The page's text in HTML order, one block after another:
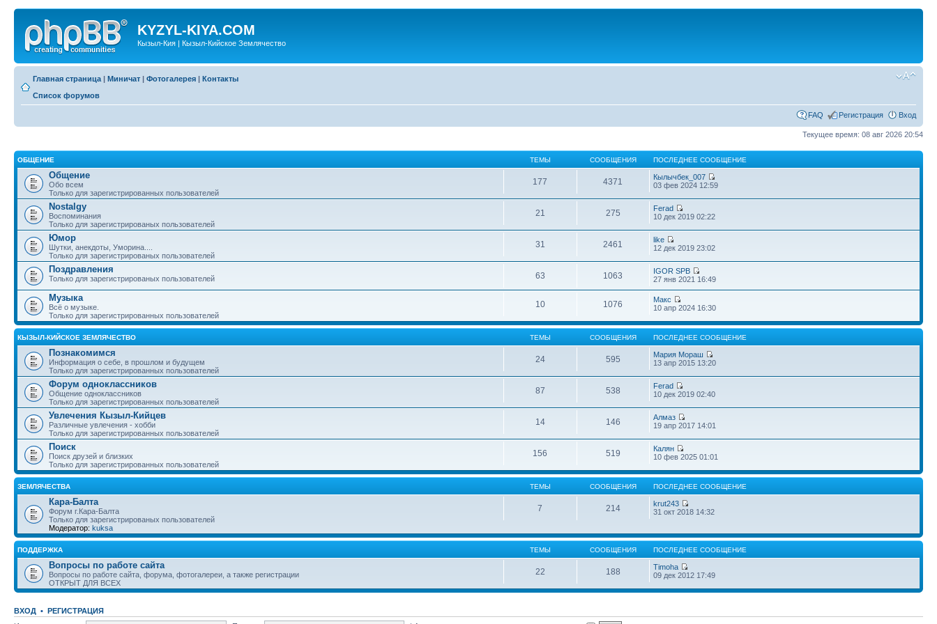
KYZYL-KIYA.COM
Кызыл-Кия | Кызыл-Кийское Землячество
Главная страница | Миничат | Фотогалерея | Контакты
Список форумов
FAQ Регистрация Вход
Текущее время: 08 авг 2026 20:54
ОБЩЕНИЕ ТЕМЫ СООБЩЕНИЯ ПОСЛЕДНЕЕ СООБЩЕНИЕ
Общение
Обо всем
Только для зарегистрированных пользователей
177 4371
Кылычбек_007
03 фев 2024 12:59
Nostalgy
Воспоминания
Только для зарегистрированых пользователей
21 275
Ferad
10 дек 2019 02:22
Юмор
Шутки, анекдоты, Уморина....
Только для зарегистрированых пользователей
31 2461
like
12 дек 2019 23:02
Поздравления
Только для зарегистрированых пользователей 63 1063
IGOR SPB
27 янв 2021 16:49
Музыка
Всё о музыке.
Только для зарегистрированных пользователей
10 1076
Макс
10 апр 2024 16:30
КЫЗЫЛ-КИЙСКОЕ ЗЕМЛЯЧЕСТВО ТЕМЫ СООБЩЕНИЯ ПОСЛЕДНЕЕ СООБЩЕНИЕ
Познакомимся
Информация о себе, в прошлом и будущем
Только для зарегистрированных пользователей
24 595
Мария Мораш
13 апр 2015 13:20
Форум одноклассников
Общение одноклассников
Только для зарегистрированных пользователей
87 538
Ferad
10 дек 2019 02:40
Увлечения Кызыл-Кийцев
Различные увлечения - хобби
Только для зарегистрированных пользователей
14 146
Алмаз
19 апр 2017 14:01
Поиск
Поиск друзей и близких
Только для зарегистрированных пользователей
156 519
Калян
10 фев 2025 01:01
ЗЕМЛЯЧЕСТВА ТЕМЫ СООБЩЕНИЯ ПОСЛЕДНЕЕ СООБЩЕНИЕ
Кара-Балта
Форум г.Кара-Балта
Только для зарегистрированых пользователей
Модератор: kuksa
7 214
krut243
31 окт 2018 14:32
ПОДДЕРЖКА ТЕМЫ СООБЩЕНИЯ ПОСЛЕДНЕЕ СООБЩЕНИЕ
Вопросы по работе сайта
Вопросы по работе сайта, форума, фотогалереи, а также регистрации
ОТКРЫТ ДЛЯ ВСЕХ
22 188
Timoha
09 дек 2012 17:49
ВХОД • РЕГИСТРАЦИЯ